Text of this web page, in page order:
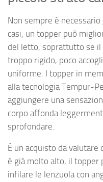
Non sempre è necessario
casi, un topper può
del letto, soprattutto se il
troppo rigido, poco
uniforme. I topper in
alla tecnologia Tempur-
aggiungere una
corpo affonda
sprofondare.
È un acquisto da
è già molto alto, il topper
infilare le lenzuola con